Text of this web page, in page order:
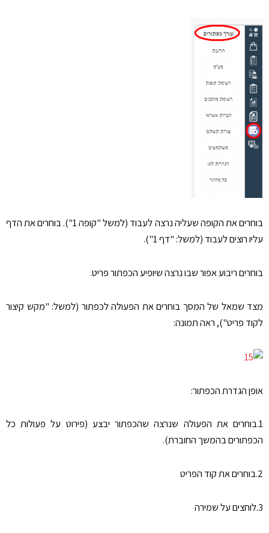
בוחרים את הקופה שעליה נרצה לעבוד (למשל "קופה 1"). בוחרים את הדף
עליו רוצים לעבוד (למשל: "דף 1").
בוחרים ריבוע אפור שבו נרצה שיופיע הכפתור פריט.
מצד שמאל של המסך בוחרים את הפעולה לכפתור (למשל: "מקש קיצור
לקוד פריט"), ראה תמונה:
אופן הגדרת הכפתור:
1.בוחרים את הפעולה שנרצה שהכפתור יבצע (פירוט על פעולות כל
הכפתורים בהמשך החוברת).
2.בוחרים את קוד הפריט
3.לוחצים על שמירה